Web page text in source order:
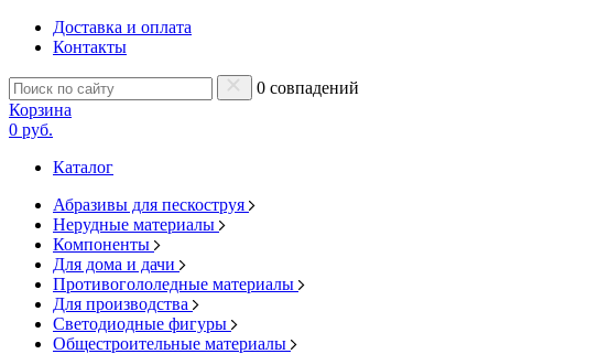
Доставка и оплата
Контакты
0 совпадений
Корзина
0 руб.
Каталог
Абразивы для пескоструя
Нерудные материалы
Компоненты
Для дома и дачи
Противогололедные материалы
Для производства
Светодиодные фигуры
Общестроительные материалы